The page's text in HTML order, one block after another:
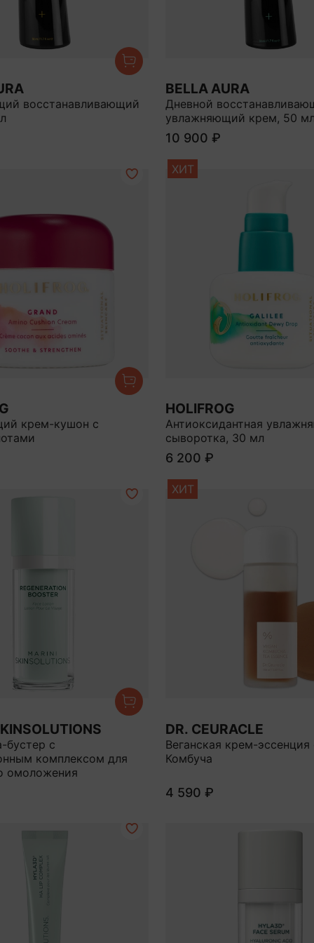
восстанавливающий
BELLA AURA
Дневной
увлажняющий крем, 50
10 900 ₽
крем-кушон с
ХИТ
HOLIFROG
Антиоксидантная
сыворотка, 30 мл
6 200 ₽
бустер с
комплексом для
омоложения
ХИТ
DR. CEURACLE
Веганская крем-
Комбуча
4 590 ₽